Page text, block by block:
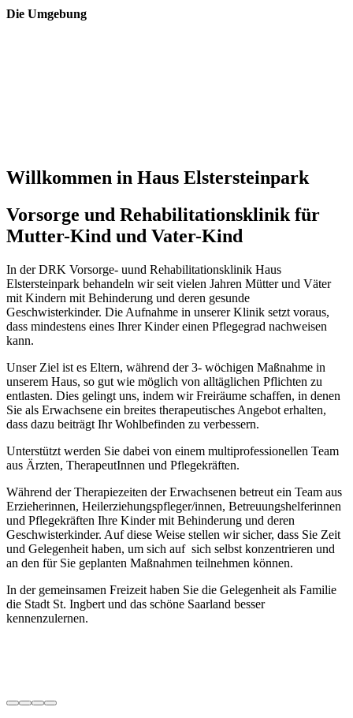
Die Umgebung
Willkommen in Haus Elstersteinpark
Vorsorge und Rehabilitationsklinik für
Mutter-Kind und Vater-Kind
In der DRK Vorsorge- uund Rehabilitationsklinik Haus
Elstersteinpark behandeln wir seit vielen Jahren Mütter und Väter
mit Kindern mit Behinderung und deren gesunde
Geschwisterkinder. Die Aufnahme in unserer Klinik setzt voraus,
dass mindestens eines Ihrer Kinder einen Pflegegrad nachweisen
kann.
Unser Ziel ist es Eltern, während der 3- wöchigen Maßnahme in
unserem Haus, so gut wie möglich von alltäglichen Pflichten zu
entlasten. Dies gelingt uns, indem wir Freiräume schaffen, in denen
Sie als Erwachsene ein breites therapeutisches Angebot erhalten,
dass dazu beiträgt Ihr Wohlbefinden zu verbessern.
Unterstützt werden Sie dabei von einem multiprofessionellen Team
aus Ärzten, TherapeutInnen und Pflegekräften.
Während der Therapiezeiten der Erwachsenen betreut ein Team aus
Erzieherinnen, Heilerziehungspfleger/innen, Betreuungshelferinnen
und Pflegekräften Ihre Kinder mit Behinderung und deren
Geschwisterkinder. Auf diese Weise stellen wir sicher, dass Sie Zeit
und Gelegenheit haben, um sich auf sich selbst konzentrieren und
an den für Sie geplanten Maßnahmen teilnehmen können.
In der gemeinsamen Freizeit haben Sie die Gelegenheit als Familie
die Stadt St. Ingbert und das schöne Saarland besser
kennenzulernen.